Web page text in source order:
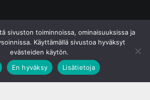
sivuston toiminnoissa, ominaisuuksissa ja
Käyttämällä sivustoa hyväksyt
evästeiden käytön.
En hyväksy Lisätietoja